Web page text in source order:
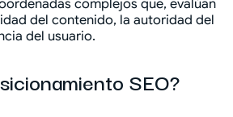
complejos que, evalúan
del contenido, la autoridad del
del usuario.
SEO?